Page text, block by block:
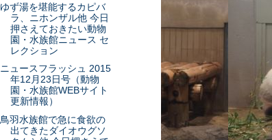
ゆず湯を堪能するカピバ
ラ、ニホンザル他 今日
押さえておきたい動物
園・水族館ニュース セ
レクション
ニュースフラッシュ 2015
年12月23日号（動物
園・水族館WEBサイト
更新情報）
鳥羽水族館で急に食欲の
出てきたダイオウグソ